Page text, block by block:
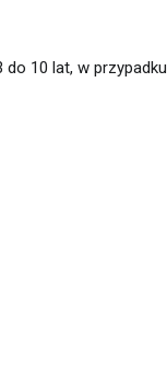
10 lat, w przypadku